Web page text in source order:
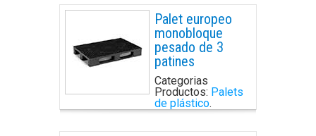
Palet europeo
monobloque
pesado de 3
patines
Categorias
Productos: Palets
de plástico.